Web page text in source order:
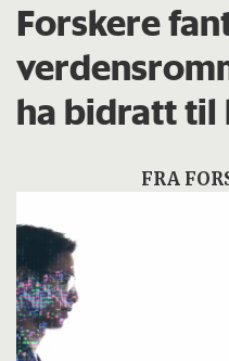
Forskere
ha bidratt til
FRA